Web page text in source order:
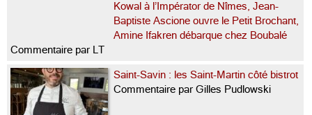
Kowal à l’Impérator de Nîmes, Jean-
Baptiste Ascione ouvre le Petit Brochant,
Amine Ifakren débarque chez Boubalé
Commentaire par LT
Saint-Savin : les Saint-Martin côté bistrot
Commentaire par Gilles Pudlowski